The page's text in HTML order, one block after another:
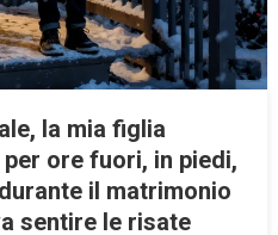
la mia figlia
ore fuori, in piedi,
il matrimonio
sentire le risate